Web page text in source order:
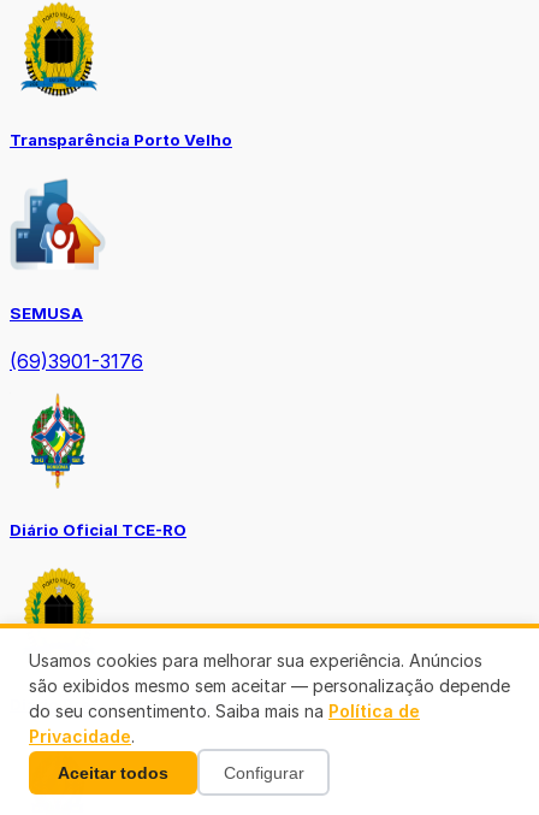
Transparência Porto Velho
SEMUSA
(69)3901-3176
Diário Oficial TCE-RO
Diário Prefeitura de Porto Velho
Usamos cookies para melhorar sua experiência. Anúncios
são exibidos mesmo sem aceitar — personalização depende
do seu consentimento. Saiba mais na Política de
Privacidade.
Aceitar todos Configurar